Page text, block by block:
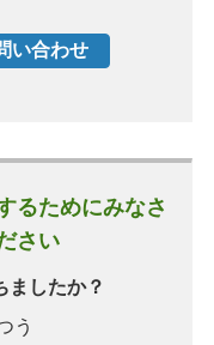
るためにみなさ
さい
ましたか？
う